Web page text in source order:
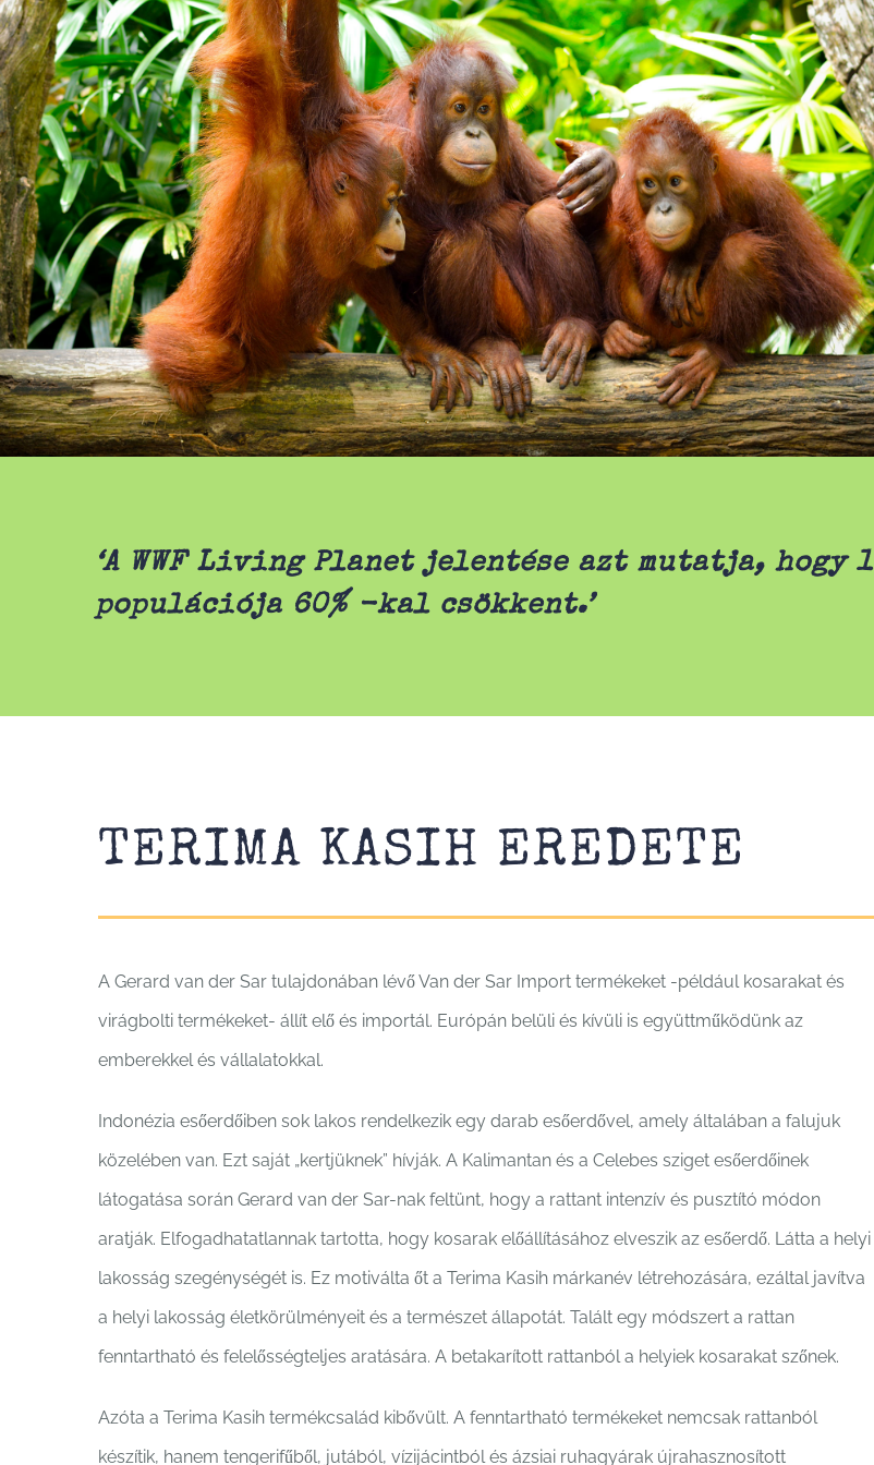
‘A WWF Living Planet jelentése azt mutatja,
populációja 60% -kal csökkent.’
TERIMA KASIH EREDETE
A Gerard van der Sar tulajdonában lévő Van der Sar Import termékeket -például kosarakat és
virágbolti termékeket- állít elő és importál. Európán belüli és kívüli is együttműködünk az
emberekkel és vállalatokkal.
Indonézia esőerdőiben sok lakos rendelkezik egy darab esőerdővel, amely általában a falujuk
közelében van. Ezt saját „kertjüknek” hívják. A Kalimantan és a Celebes sziget esőerdőinek
látogatása során Gerard van der Sar-nak feltünt, hogy a rattant intenzív és pusztító módon
aratják. Elfogadhatatlannak tartotta, hogy kosarak előállításához elveszik az esőerdő. Látta a helyi
lakosság szegénységét is. Ez motiválta őt a Terima Kasih márkanév létrehozására, ezáltal javítva
a helyi lakosság életkörülményeit és a természet állapotát. Talált egy módszert a rattan
fenntartható és felelősségteljes aratására. A betakarított rattanból a helyiek kosarakat szőnek.
Azóta a Terima Kasih termékcsalád kibővült. A fenntartható termékeket nemcsak rattanból
készítik, hanem tengerifűből, jutából, vízijácintból és ázsiai ruhagyárak újrahasznosított